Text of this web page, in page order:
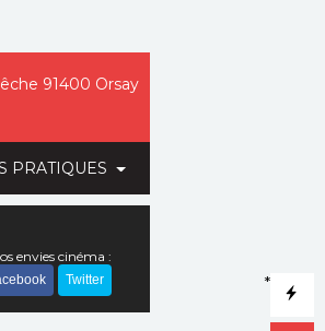
PRATIQUES
*
91400 Orsay
envies cinéma :
Twitter